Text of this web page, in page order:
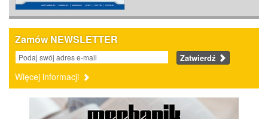
Zamów NEWSLETTER
Zatwierdź
Więcej informacji